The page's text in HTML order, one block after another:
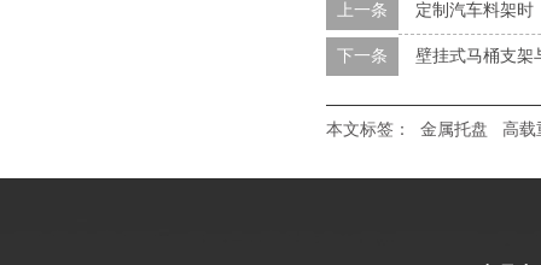
上一条 定制汽车料架时
下一条 壁挂式马桶支架
本文标签： 金属托盘 高载